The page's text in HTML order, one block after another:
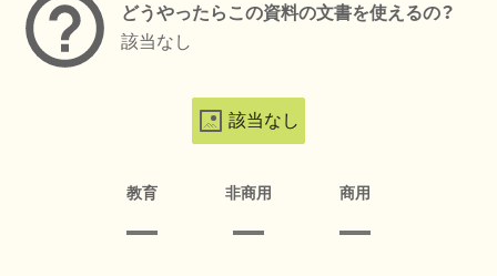
どうやったらこの資料の文書を使えるの？
該当なし
該当なし
教育 非商用 商用